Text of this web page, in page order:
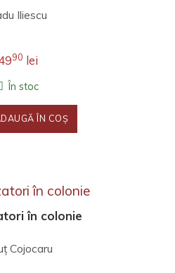
Iliescu
90 lei
În stoc
ÎN COŞ
în colonie
Cojocaru